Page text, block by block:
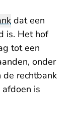
dat een
is. Het hof
tot een
onder
de rechtbank
is